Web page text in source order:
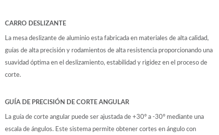
CARRO DESLIZANTE
La mesa deslizante de aluminio esta fabricada en materiales de alta calidad,
guías de alta precisión y rodamientos de alta resistencia proporcionando una
suavidad óptima en el deslizamiento, estabilidad y rigidez en el proceso de
corte.
GUÍA DE PRECISIÓN DE CORTE ANGULAR
La guía de corte angular puede ser ajustada de +30º a -30º mediante una
escala de ángulos. Este sistema permite obtener cortes en ángulo con